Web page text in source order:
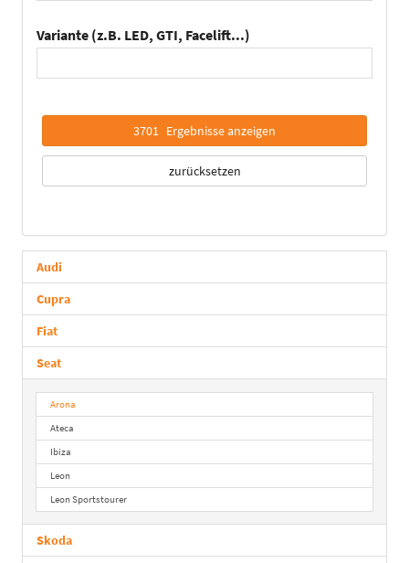
Variante (z.B. LED, GTI, Facelift...)
3701 Ergebnisse anzeigen
zurücksetzen
Audi
Cupra
Fiat
Seat
Arona
Ateca
Ibiza
Leon
Leon Sportstourer
Skoda